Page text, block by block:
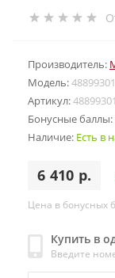
Производитель:
Модель:48899301
Артикул:48899301
Бонусные баллы:
Наличие: Есть в
6 410 р.
Цена в бонусных
Купить в
Введите